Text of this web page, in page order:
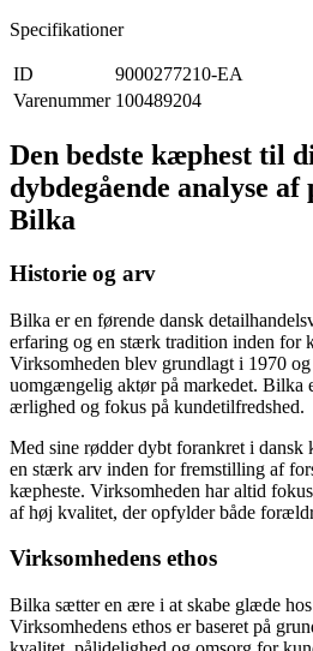
Specifikationer
ID
9000277210-EA
Varenummer 100489204
Den bedste kæphest til
dybdegående analyse af
Bilka
Historie og arv
Bilka er en førende dansk
erfaring og en stærk tradition inden for
Virksomheden blev grundlagt i 1970
uomgængelig aktør på markedet. Bilka
ærlighed og fokus på kundetilfredshed.
Med sine rødder dybt forankret i
en stærk arv inden for fremstilling af
kæpheste. Virksomheden har altid
af høj kvalitet, der opfylder både
Virksomhedens ethos
Bilka sætter en ære i at skabe glæde
Virksomhedens ethos er baseret på